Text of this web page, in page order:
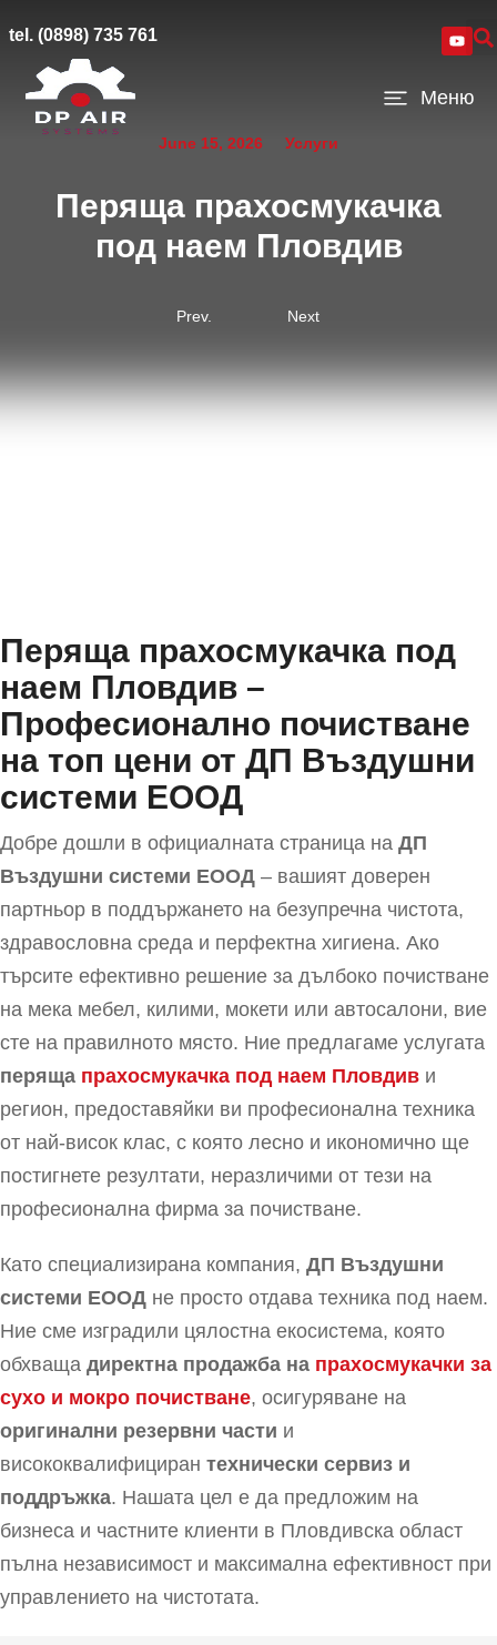
tel. (0898) 735 761
Меню
June 15, 2026 Услуги
Перяща прахосмукачка
под наем Пловдив
Prev. Next
Перяща прахосмукачка под
наем Пловдив –
Професионално почистване
на топ цени от ДП Въздушни
системи EООД
Добре дошли в официалната страница на ДП
Въздушни системи EООД – вашият доверен
партньор в поддържането на безупречна чистота,
здравословна среда и перфектна хигиена. Ако
търсите ефективно решение за дълбоко почистване
на мека мебел, килими, мокети или автосалони, вие
сте на правилното място. Ние предлагаме услугата
перяща прахосмукачка под наем Пловдив и
регион, предоставяйки ви професионална техника
от най-висок клас, с която лесно и икономично ще
постигнете резултати, неразличими от тези на
професионална фирма за почистване.
Като специализирана компания, ДП Въздушни
системи EООД не просто отдава техника под наем.
Ние сме изградили цялостна екосистема, която
обхваща директна продажба на прахосмукачки за
сухо и мокро почистване, осигуряване на
оригинални резервни части и
висококвалифициран технически сервиз и
поддръжка. Нашата цел е да предложим на
бизнеса и частните клиенти в Пловдивска област
пълна независимост и максимална ефективност при
управлението на чистотата.